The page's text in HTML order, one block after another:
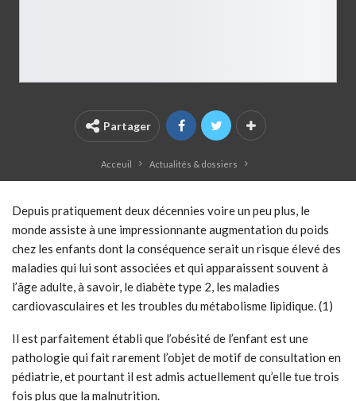
Partager
Acceuil Actualités & dossiers
Depuis pratiquement deux décennies voire un peu plus, le
monde assiste à une impressionnante augmentation du poids
chez les enfants dont la conséquence serait un risque élevé des
maladies qui lui sont associées et qui apparaissent souvent à
l’âge adulte, à savoir, le diabète type 2, les maladies
cardiovasculaires et les troubles du métabolisme lipidique. (1)
Il est parfaitement établi que l’obésité de l’enfant est une
pathologie qui fait rarement l’objet de motif de consultation en
pédiatrie, et pourtant il est admis actuellement qu’elle tue trois
fois plus que la malnutrition.